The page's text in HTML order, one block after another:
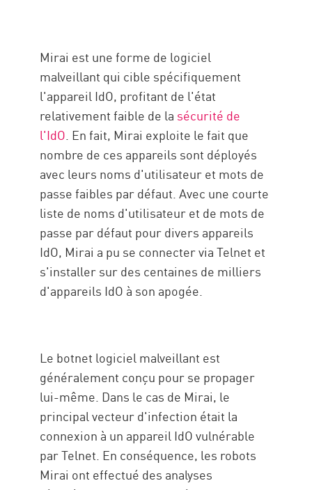
Mirai est une forme de logiciel
malveillant qui cible spécifiquement
l'appareil IdO, profitant de l'état
relativement faible de la sécurité de
l'IdO. En fait, Mirai exploite le fait que
nombre de ces appareils sont déployés
avec leurs noms d'utilisateur et mots de
passe faibles par défaut. Avec une courte
liste de noms d'utilisateur et de mots de
passe par défaut pour divers appareils
IdO, Mirai a pu se connecter via Telnet et
s'installer sur des centaines de milliers
d'appareils IdO à son apogée.
Le botnet logiciel malveillant est
généralement conçu pour se propager
lui-même. Dans le cas de Mirai, le
principal vecteur d'infection était la
connexion à un appareil IdO vulnérable
par Telnet. En conséquence, les robots
Mirai ont effectué des analyses